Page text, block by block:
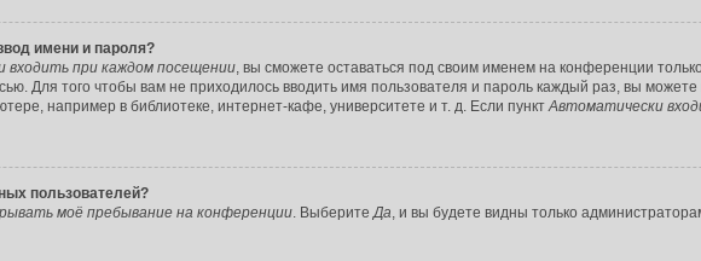
имени и пароля?
входить при каждом посещении, вы сможете оставаться под своим именем на конференции
Для того чтобы вам не приходилось вводить имя пользователя и пароль каждый раз, вы
например в библиотеке, интернет-кафе, университете и т. д. Если пунктАвтоматически
пользователей?
моё пребывание на конференции. ВыберитеДа, и вы будете видны только